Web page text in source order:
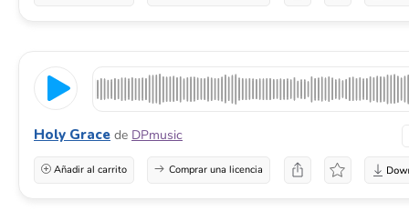
Holy Grace de DPmusic
Añadir al carrito Comprar una licencia